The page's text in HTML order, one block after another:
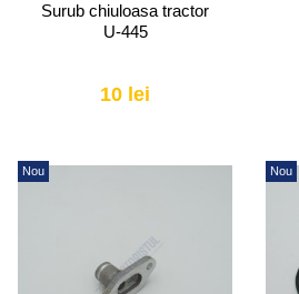
Surub chiuloasa tractor
U-445
10 lei
Nou Nou